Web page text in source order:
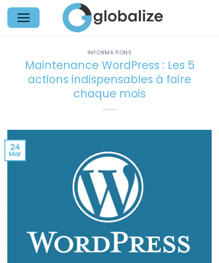
Passer
contenu
INFORMATIONS
Maintenance WordPress : Les 5
actions indispensables à faire
chaque mois
24
Mar